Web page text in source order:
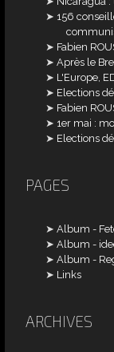
156
Fabien
Après le
L'Europe,
Elections
Fabien
1er mai :
Elections
PAGES
Album -
Album -
Album -
Links
ARCHIVES